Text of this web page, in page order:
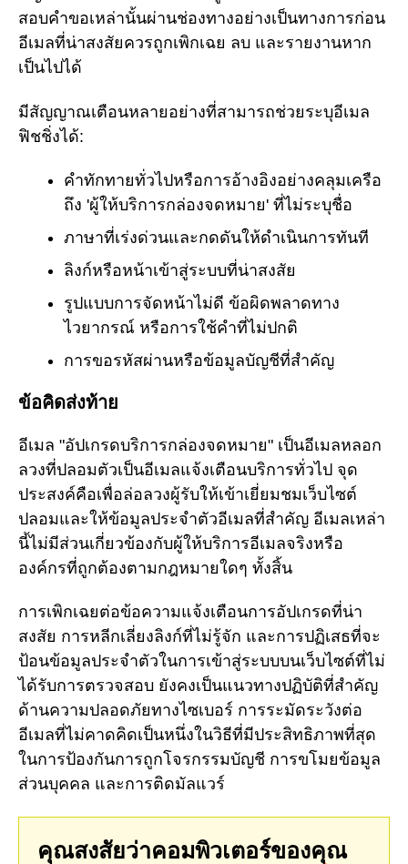
สอบคำขอเหล่านั้นผ่านช่องทางอย่างเป็นทางการก่อน
อีเมลที่น่าสงสัยควรถูกเพิกเฉย ลบ และรายงานหาก
เป็นไปได้
มีสัญญาณเตือนหลายอย่างที่สามารถช่วยระบุอีเมล
ฟิชชิ่งได้:
คำทักทายทั่วไปหรือการอ้างอิงอย่างคลุมเครือ
ถึง 'ผู้ให้บริการกล่องจดหมาย' ที่ไม่ระบุชื่อ
ภาษาที่เร่งด่วนและกดดันให้ดำเนินการทันที
ลิงก์หรือหน้าเข้าสู่ระบบที่น่าสงสัย
รูปแบบการจัดหน้าไม่ดี ข้อผิดพลาดทาง
ไวยากรณ์ หรือการใช้คำที่ไม่ปกติ
การขอรหัสผ่านหรือข้อมูลบัญชีที่สำคัญ
ข้อคิดส่งท้าย
อีเมล "อัปเกรดบริการกล่องจดหมาย" เป็นอีเมลหลอก
ลวงที่ปลอมตัวเป็นอีเมลแจ้งเตือนบริการทั่วไป จุด
ประสงค์คือเพื่อล่อลวงผู้รับให้เข้าเยี่ยมชมเว็บไซต์
ปลอมและให้ข้อมูลประจำตัวอีเมลที่สำคัญ อีเมลเหล่า
นี้ไม่มีส่วนเกี่ยวข้องกับผู้ให้บริการอีเมลจริงหรือ
องค์กรที่ถูกต้องตามกฎหมายใดๆ ทั้งสิ้น
การเพิกเฉยต่อข้อความแจ้งเตือนการอัปเกรดที่น่า
สงสัย การหลีกเลี่ยงลิงก์ที่ไม่รู้จัก และการปฏิเสธที่จะ
ป้อนข้อมูลประจำตัวในการเข้าสู่ระบบบนเว็บไซต์ที่ไม่
ได้รับการตรวจสอบ ยังคงเป็นแนวทางปฏิบัติที่สำคัญ
ด้านความปลอดภัยทางไซเบอร์ การระมัดระวังต่อ
อีเมลที่ไม่คาดคิดเป็นหนึ่งในวิธีที่มีประสิทธิภาพที่สุด
ในการป้องกันการถูกโจรกรรมบัญชี การขโมยข้อมูล
ส่วนบุคคล และการติดมัลแวร์
คุณสงสัยว่าคอมพิวเตอร์ของคุณ